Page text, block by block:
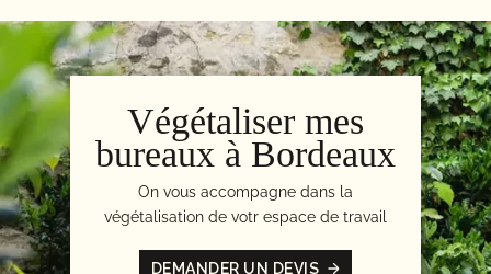
Végétaliser mes
bureaux à Bordeaux
On vous accompagne dans la
végétalisation de votr espace de travail
DEMANDER UN DEVIS